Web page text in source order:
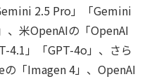
2.5 Pro」「Gemini
、米OpenAIの「OpenAI
4.1」「GPT-4o」、さら
「Imagen 4」、OpenAI